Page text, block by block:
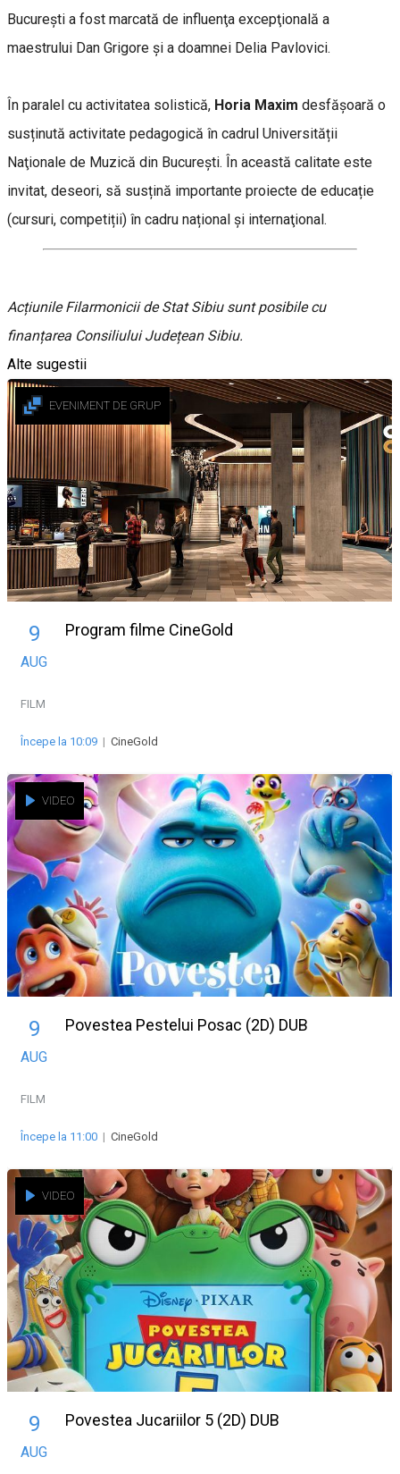
Bucureşti a fost marcată de influenţa excepţională a
maestrului Dan Grigore şi a doamnei Delia Pavlovici.
În paralel cu activitatea solistică, Horia Maxim desfăşoară o
susținută activitate pedagogică în cadrul Universității
Naţionale de Muzică din Bucureşti. În această calitate este
invitat, deseori, să susțină importante proiecte de educație
(cursuri, competiții) în cadru național și internaţional.
Acțiunile Filarmonicii de Stat Sibiu sunt posibile cu
finanțarea Consiliului Județean Sibiu.
Alte sugestii
EVENIMENT DE GRUP
9
AUG
Program filme CineGold
FILM
Începe la 10:09 | CineGold
VIDEO
9
AUG
Povestea Pestelui Posac (2D) DUB
FILM
Începe la 11:00 | CineGold
VIDEO
9
AUG
Povestea Jucariilor 5 (2D) DUB